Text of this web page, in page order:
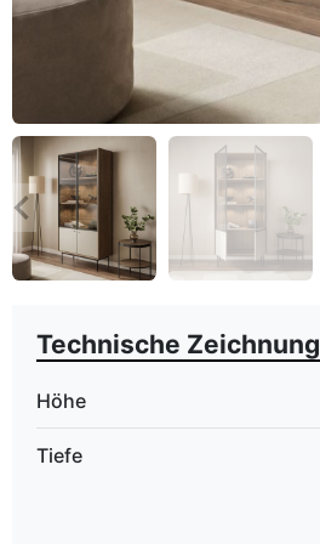
Zurück
Technische Zeichnung
Höhe
Tiefe